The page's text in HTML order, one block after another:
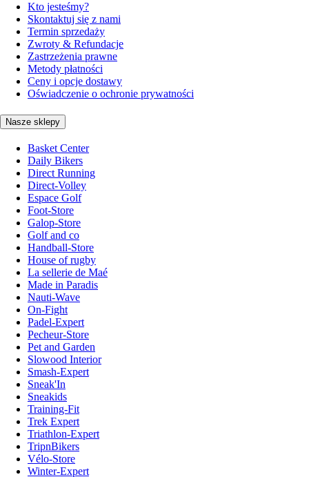
Kto jesteśmy?
Skontaktuj się z nami
Termin sprzedaży
Zwroty & Refundacje
Zastrzeżenia prawne
Metody płatności
Ceny i opcje dostawy
Oświadczenie o ochronie prywatności
Nasze sklepy
Basket Center
Daily Bikers
Direct Running
Direct-Volley
Espace Golf
Foot-Store
Galop-Store
Golf and co
Handball-Store
House of rugby
La sellerie de Maé
Made in Paradis
Nauti-Wave
On-Fight
Padel-Expert
Pecheur-Store
Pet and Garden
Slowood Interior
Smash-Expert
Sneak'In
Sneakids
Training-Fit
Trek Expert
Triathlon-Expert
TripnBikers
Vélo-Store
Winter-Expert